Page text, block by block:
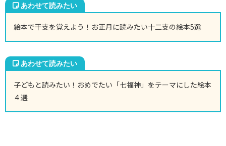
絵本で干支を覚えよう！お正月に読みたい十二支の絵本5選
子どもと読みたい！おめでたい「七福神」をテーマにした絵本
４選